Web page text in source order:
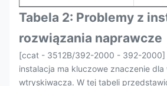
Tabela 2: Problemy z
rozwiązania naprawcze
[ccat - 3512B/392-2000 - 392-2000]
instalacja ma kluczowe znaczenie dla
wtryskiwacza. W tej tabeli